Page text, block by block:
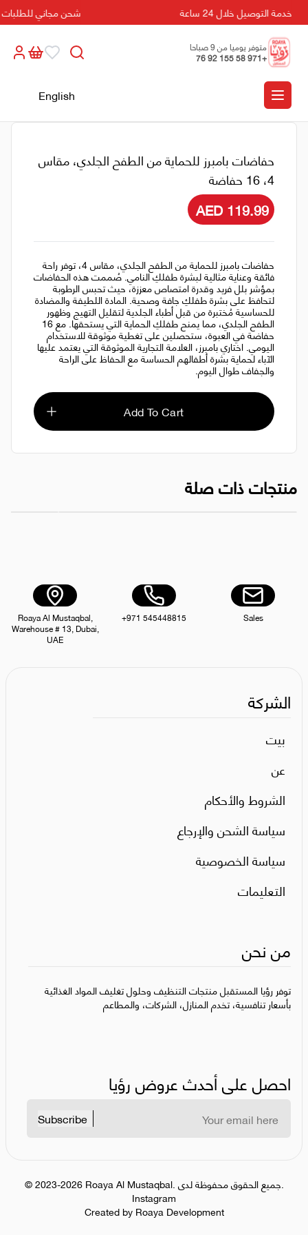
خدمة التوصيل خلال 24 ساعة شحن مجاني للطلبات التي
متوفر يوميا من 9 صباحا
الى 5 مسائا
+971 58 155 92 76
English
حفاضات بامبرز للحماية من الطفح الجلدي، مقاس
4، 16 حفاضة
AED 119.99
حفاضات بامبرز للحماية من الطفح الجلدي، مقاس 4، توفر راحة
فائقة وعناية مثالية لبشرة طفلكِ النامي. صُممت هذه الحفاضات
بمؤشر بلل فريد وقدرة امتصاص معززة، حيث تحبس الرطوبة
لتحافظ على بشرة طفلكِ جافة وصحية. المادة اللطيفة والمضادة
للحساسية مُختبرة من قبل أطباء الجلدية لتقليل التهيج وظهور
الطفح الجلدي، مما يمنح طفلكِ الحماية التي يستحقها. مع 16
حفاضة في العبوة، ستحصلين على تغطية موثوقة للاستخدام
اليومي. اختاري بامبرز، العلامة التجارية الموثوقة التي يعتمد عليها
الآباء لحماية بشرة أطفالهم الحساسة مع الحفاظ على الراحة
والجفاف طوال اليوم.
Add To Cart
منتجات ذات صلة
حفاضات بامبرز للحماية من الطفح الجلدي، مقاس 6، 10 حفاضات
Sales
+971 545448815
Roaya Al Mustaqbal,
Warehouse # 13, Dubai,
UAE
الشركة
بيت
عن
الشروط والأحكام
سياسة الشحن والإرجاع
سياسة الخصوصية
التعليمات
من نحن
توفر رؤيا المستقبل منتجات التنظيف وحلول تغليف المواد الغذائية
بأسعار تنافسية، تخدم المنازل، الشركات، والمطاعم
احصل على أحدث عروض رؤيا
Subscribe
©2023-2026 Roaya Al Mustaqbal.
جميع الحقوق محفوظة لدى.
Instagram
Created by Roaya Development